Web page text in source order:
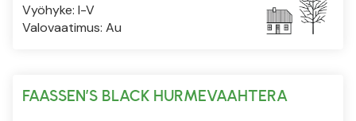
Vyöhyke: I-V
Valovaatimus: Au
FAASSEN’S BLACK HURMEVAAHTERA